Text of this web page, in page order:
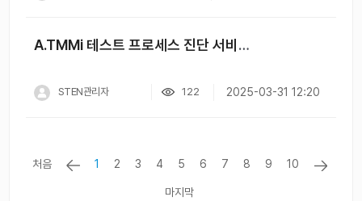
A.TMMi 테스트 프로세스 진단 서비스 출시!
STEN관리자 122 2025-03-31 12:20
처음 1 2 3 4 5 6 7 8 9 10
마지막